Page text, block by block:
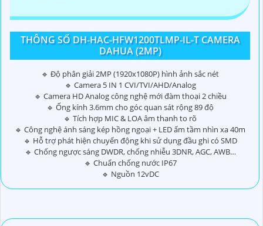
THÔNG SỐ DH-HAC-HFW1200TLMP-IL-T CAMERA
DAHUA (2MP)
🔹 Độ phân giải 2MP (1920x1080P) hình ảnh sắc nét
🔹 Camera 5 IN 1 CVI/TVI/AHD/Analog
🔹 Camera HD Analog công nghệ mới đàm thoại 2 chiều
🔹 Ống kính 3.6mm cho góc quan sát rộng 89 độ
🔹 Tích hợp MIC & LOA âm thanh to rõ
🔹 Công nghệ ánh sáng kép hồng ngoại + LED ấm tầm nhìn xa 40m
🔹 Hỗ trợ phát hiện chuyển động khi sử dụng đầu ghi có SMD
🔹 Chống ngược sáng DWDR, chống nhiễu 3DNR, AGC, AWB…
🔹 Chuẩn chống nước IP67
🔹 Nguồn 12vDC